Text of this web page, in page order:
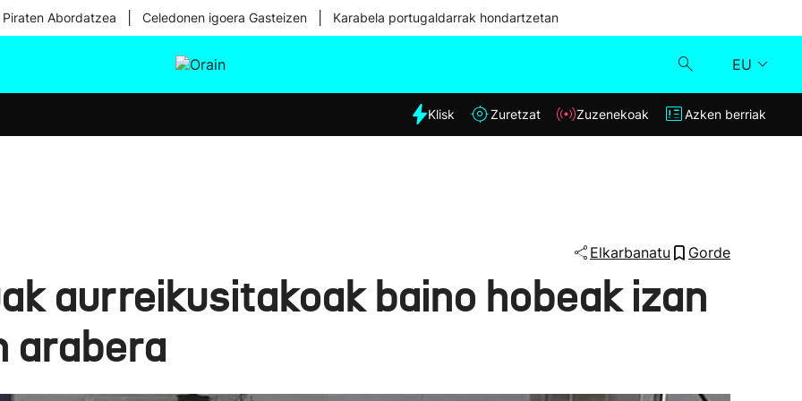
Abordatzea Celedonen igoera Gasteizen Karabela portugaldarrak hondartzetan
EU
Eguraldia
Klisk
Azken berriak
Klisk Zuretzat Zuzenekoak Azken berriak
Elkarbanatu Gorde
aurreikusitakoak baino hobeak izan
arabera